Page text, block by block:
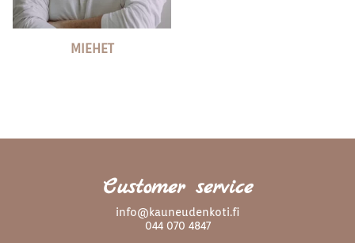
MIEHET
Customer service
info@kauneudenkoti.fi
044 070 4847